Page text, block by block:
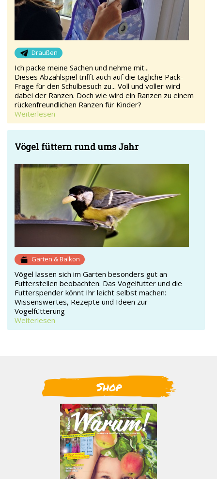
Draußen
Ich packe meine Sachen und nehme mit...
Dieses Abzählspiel trifft auch auf die tägliche Pack-
Frage für den Schulbesuch zu... Voll und voller wird
dabei der Ranzen. Doch wie wird ein Ranzen zu einem
rückenfreundlichen Ranzen für Kinder?
Weiterlesen
Vögel füttern rund ums Jahr
Garten & Balkon
Vögel lassen sich im Garten besonders gut an
Futterstellen beobachten. Das Vogelfutter und die
Futterspender könnt Ihr leicht selbst machen:
Wissenswertes, Rezepte und Ideen zur
Vogelfütterung
Weiterlesen
Shop